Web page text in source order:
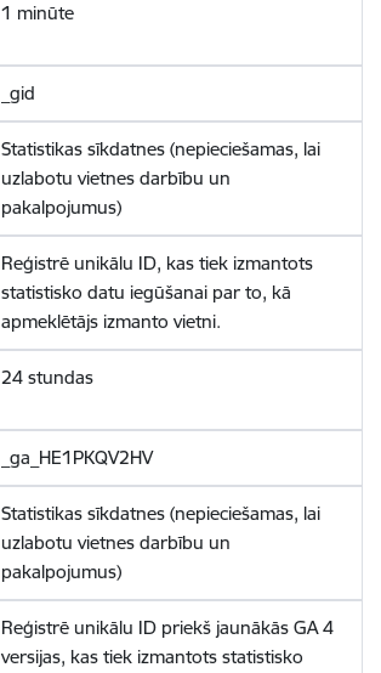
1 minūte
_gid
Statistikas sīkdatnes (nepieciešamas, lai
uzlabotu vietnes darbību un
pakalpojumus)
Reģistrē unikālu ID, kas tiek izmantots
statistisko datu iegūšanai par to, kā
apmeklētājs izmanto vietni.
24 stundas
_ga_HE1PKQV2HV
Statistikas sīkdatnes (nepieciešamas, lai
uzlabotu vietnes darbību un
pakalpojumus)
Reģistrē unikālu ID priekš jaunākās GA 4
versijas, kas tiek izmantots statistisko